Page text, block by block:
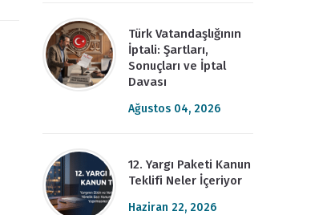
Türk Vatandaşlığının
İptali: Şartları,
Sonuçları ve İptal
Davası
Ağustos 04, 2026
12. Yargı Paketi Kanun
Teklifi Neler İçeriyor
Haziran 22, 2026